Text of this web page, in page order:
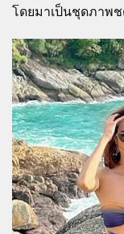
โดยมาเป็นชุดภาพช